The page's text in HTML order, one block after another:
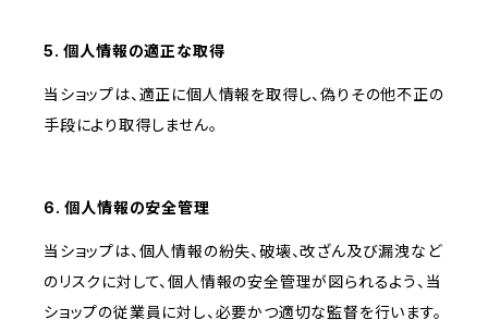
5. 個人情報の適正な取得
当ショップは、適正に個人情報を取得し、偽りその他不正の
手段により取得しません。
6. 個人情報の安全管理
当ショップは、個人情報の紛失、破壊、改ざん及び漏洩など
のリスクに対して、個人情報の安全管理が図られるよう、当
ショップの従業員に対し、必要かつ適切な監督を行います。